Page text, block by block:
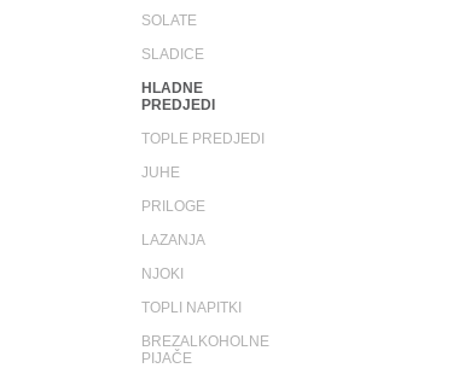
SOLATE
SLADICE
HLADNE
PREDJEDI
TOPLE PREDJEDI
JUHE
PRILOGE
LAZANJA
NJOKI
TOPLI NAPITKI
BREZALKOHOLNE
PIJAČE